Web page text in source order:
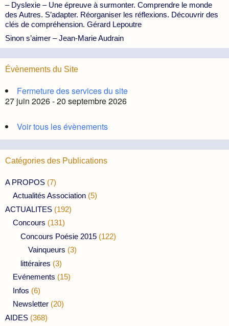
– Dyslexie – Une épreuve à surmonter. Comprendre le monde
des Autres. S’adapter. Réorganiser les réflexions. Découvrir des
clés de compréhension. Gérard Lepoutre
Sinon s’aimer – Jean-Marie Audrain
Évènements du Site
Fermeture des services du site
27 juin 2026 - 20 septembre 2026
Voir tous les évènements
Catégories des Publications
A PROPOS (7)
Actualités Association (5)
ACTUALITES (192)
Concours (131)
Concours Poésie 2015 (122)
Vainqueurs (3)
littéraires (3)
Evénements (15)
Infos (6)
Newsletter (20)
AIDES (368)